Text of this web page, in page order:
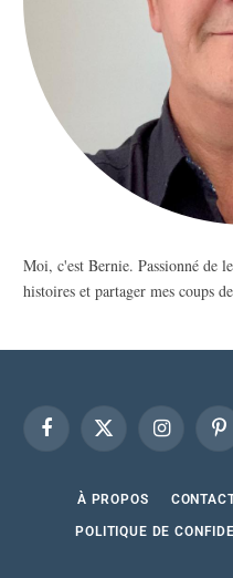
Moi, c'est Bernie. Passionné de
histoires et partager mes coups
FacebookX
Instagram
À PROPOS
POLITIQUE DE